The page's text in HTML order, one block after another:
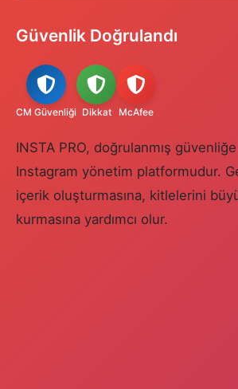
Güvenlik Doğrulandı
CM Güvenliği Dikkat McAfee
INSTA PRO, doğrulanmış
Instagram yönetim platformudur.
içerik oluşturmasına, kitlelerini
kurmasına yardımcı olur.